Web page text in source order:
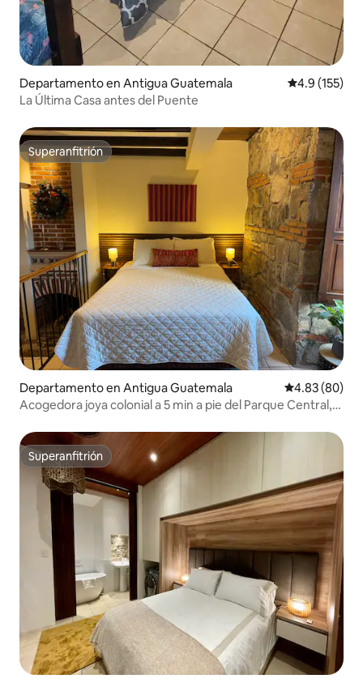
Departamento en Antigua Guatemala Calificación
4.9 (155)
La Última Casa antes del Puente
Superanfitrión
Superanfitrión
Departamento en Antigua Guatemala Calificación
4.83 (80)
Acogedora joya colonial a 5 min a pie del Parque Central,
Superanfitrión
Superanfitrión